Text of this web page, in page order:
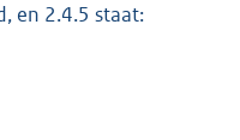
en 2.4.5 staat: